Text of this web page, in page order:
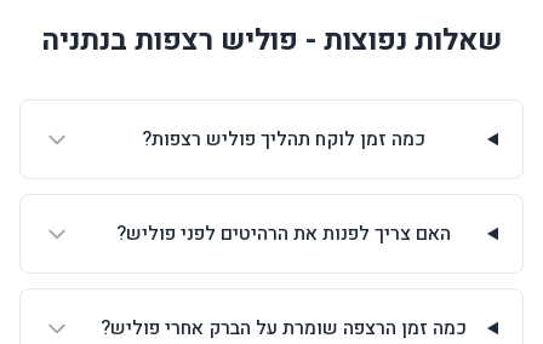
שאלות נפוצות - פוליש רצפות בנתניה
כמה זמן לוקח תהליך פוליש רצפות?
האם צריך לפנות את הרהיטים לפני פוליש?
כמה זמן הרצפה שומרת על הברק אחרי פוליש?